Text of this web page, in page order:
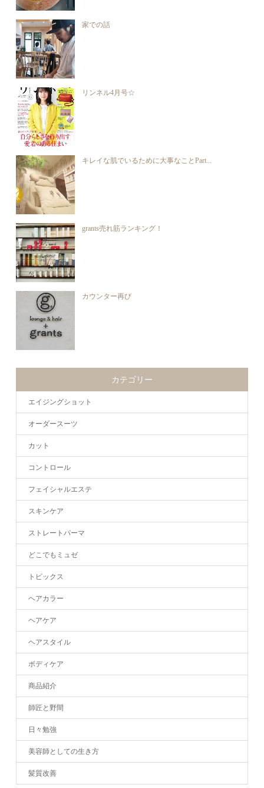
家での話
リンネル4月号☆
キレイな肌でいるために大事なことPart...
grants売れ筋ランキング！
カウンター再び
カテゴリー
エイジングショット
オーダースーツ
カット
コントロール
フェイシャルエステ
スキンケア
ストレートパーマ
どこでもミュゼ
トピックス
ヘアカラー
ヘアケア
ヘアスタイル
ボディケア
商品紹介
師匠と野間
日々勉強
美容師としての生き方
髪質改善